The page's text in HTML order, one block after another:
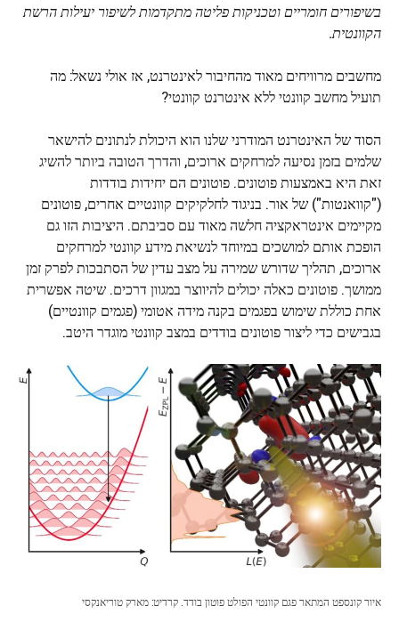
בשיפורים חומריים וטכניקות פליטה מתקדמות לשיפור יעילות הרשת
הקוונטית.
מחשבים מרוויחים מאוד מהחיבור לאינטרנט, אז אולי נשאל: מה
תועיל מחשב קוונטי ללא אינטרנט קוונטי?
הסוד של האינטרנט המודרני שלנו הוא היכולת לנתונים להישאר
שלמים בזמן נסיעה למרחקים ארוכים, והדרך הטובה ביותר להשיג
זאת היא באמצעות פוטונים. פוטונים הם יחידות בודדות
("קוואנטות") של אור. בניגוד לחלקיקים קוונטיים אחרים, פוטונים
מקיימים אינטראקציה חלשה מאוד עם סביבתם. היציבות הזו גם
הופכת אותם למושכים במיוחד לנשיאת מידע קוונטי למרחקים
ארוכים, תהליך שדורש שמירה על מצב עדין של הסתבכות לפרק זמן
ממושך. פוטונים כאלה יכולים להיווצר במגוון דרכים. שיטה אפשרית
אחת כוללת שימוש בפגמים בקנה מידה אטומי (פגמים קוונטיים)
בגבישים כדי ליצור פוטונים בודדים במצב קוונטי מוגדר היטב.
איור קונספט המתאר פגם קוונטי הפולט פוטון בודד. קרדיט: מארק טוריאנקסי